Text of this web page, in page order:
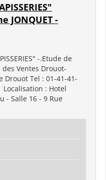
JONQUET -
-.Etude de
des Ventes Drouot-
Drouot Tel : 01-41-41-
Localisation : Hotel
- Salle 16 - 9 Rue